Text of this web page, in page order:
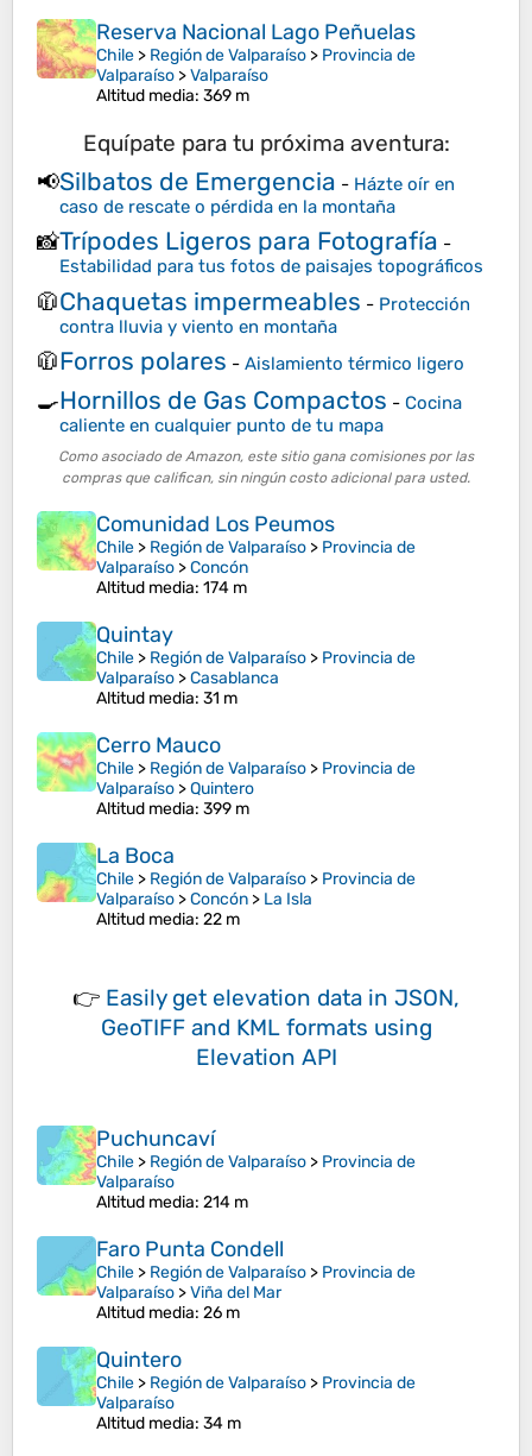
Reserva Nacional Lago Peñuelas
Chile > Región de Valparaíso > Provincia de
Valparaíso >Valparaíso
Altitud media: 369 m
Equípate para tu próxima aventura:
📢Silbatos de Emergencia - Házte oír en
caso de rescate o pérdida en la montaña
📸Trípodes Ligeros para Fotografía -
Estabilidad para tus fotos de paisajes topográficos
🧥Chaquetas impermeables - Protección
contra lluvia y viento en montaña
🧥Forros polares - Aislamiento térmico ligero
🍳Hornillos de Gas Compactos - Cocina
caliente en cualquier punto de tu mapa
Como asociado de Amazon, este sitio gana comisiones por las
compras que califican, sin ningún costo adicional para usted.
Comunidad Los Peumos
Chile > Región de Valparaíso > Provincia de
Valparaíso >Concón
Altitud media: 174 m
Quintay
Chile > Región de Valparaíso > Provincia de
Valparaíso >Casablanca
Altitud media: 31 m
Cerro Mauco
Chile > Región de Valparaíso > Provincia de
Valparaíso >Quintero
Altitud media: 399 m
La Boca
Chile > Región de Valparaíso > Provincia de
Valparaíso >Concón > La Isla
Altitud media: 22 m
👉 Easily get elevation data in JSON,
GeoTIFF and KML formats using
Elevation API
Puchuncaví
Chile > Región de Valparaíso > Provincia de
Valparaíso
Altitud media: 214 m
Faro Punta Condell
Chile > Región de Valparaíso > Provincia de
Valparaíso >Viña del Mar
Altitud media: 26 m
Quintero
Chile > Región de Valparaíso > Provincia de
Valparaíso
Altitud media: 34 m